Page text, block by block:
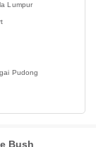
Lumpur
Pudong
Bush